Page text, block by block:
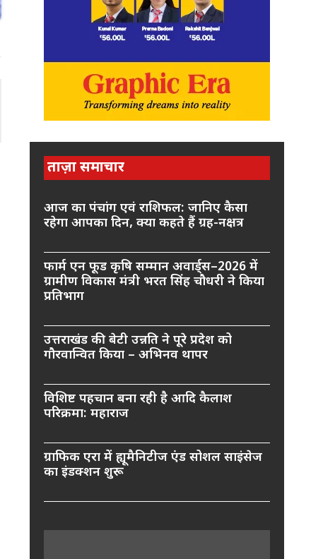
ताज़ा समाचार
आज का पंचांग एवं राशिफल: जानिए कैसा
रहेगा आपका दिन, क्या कहते हैं ग्रह-नक्षत्र
फार्म एन फूड कृषि सम्मान अवार्ड्स–2026 में
ग्रामीण विकास मंत्री भरत सिंह चौधरी ने किया
प्रतिभाग
उत्तराखंड की बेटी उन्नति ने पूरे प्रदेश को
गौरवान्वित किया – अभिनव थापर
विशिष्ट पहचान बना रही है आदि कैलाश
परिक्रमा: महाराज
ग्राफिक एरा में ह्यूमैनिटीज एंड सोशल साइंसेज
का इंडक्शन शुरू